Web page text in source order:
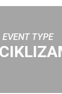
EVENT TYPE